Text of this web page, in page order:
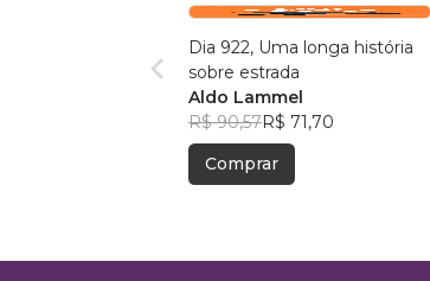
Dia 922, Uma longa história
sobre estrada
Aldo Lammel
R$ 90,57R$ 71,70
Comprar